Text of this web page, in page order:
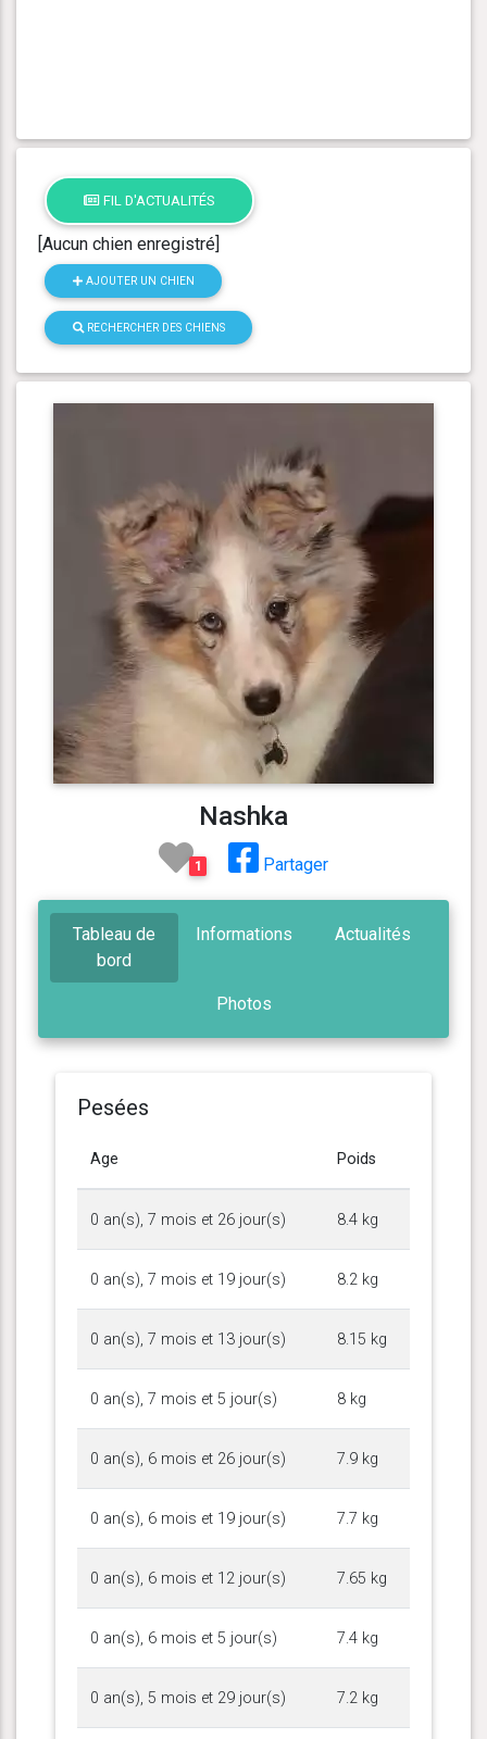
FIL D'ACTUALITÉS
[Aucun chien enregistré]
AJOUTER UN CHIEN
RECHERCHER DES CHIENS
Nashka
1 Partager
Tableau de
bord
Informations Actualités
Photos
Pesées
Age Poids
0 an(s), 7 mois et 26 jour(s) 8.4 kg
0 an(s), 7 mois et 19 jour(s) 8.2 kg
0 an(s), 7 mois et 13 jour(s) 8.15 kg
0 an(s), 7 mois et 5 jour(s) 8 kg
0 an(s), 6 mois et 26 jour(s) 7.9 kg
0 an(s), 6 mois et 19 jour(s) 7.7 kg
0 an(s), 6 mois et 12 jour(s) 7.65 kg
0 an(s), 6 mois et 5 jour(s) 7.4 kg
0 an(s), 5 mois et 29 jour(s) 7.2 kg